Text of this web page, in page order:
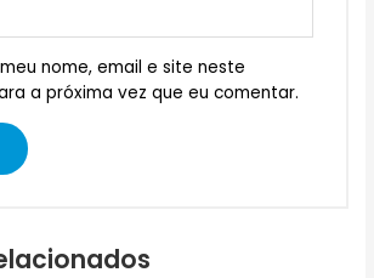
nome, email e site neste
a próxima vez que eu comentar.